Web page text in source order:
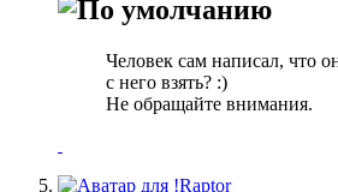
Человек сам написал, что
с него взять? :)
Не обращайте внимания.